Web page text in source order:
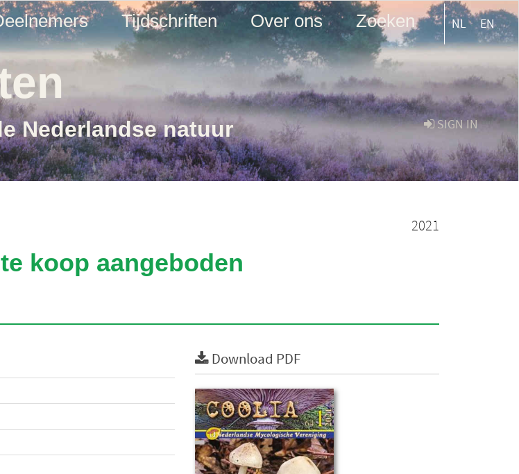
Tijdschriften Over ons Zoeken NL EN
SIGN IN
Nederlandse natuur
2021
koop aangeboden
Download PDF